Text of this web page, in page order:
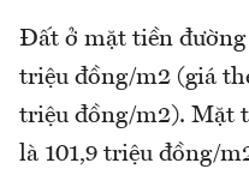
Đất ở mặt tiền đường
triệu đồng/m2 (giá
triệu đồng/m2). Mặt
là 101,9 triệu đồng/